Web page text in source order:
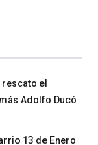
rescato el
Adolfo Ducó
13 de Enero